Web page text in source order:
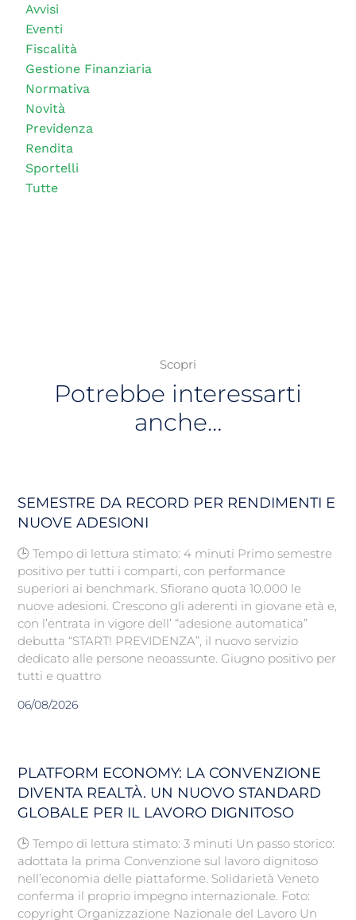
Avvisi
Eventi
Fiscalità
Gestione Finanziaria
Normativa
Novità
Previdenza
Rendita
Sportelli
Tutte
Scopri
Potrebbe interessarti
anche…
SEMESTRE DA RECORD PER RENDIMENTI E
NUOVE ADESIONI
🕒 Tempo di lettura stimato: 4 minuti Primo semestre
positivo per tutti i comparti, con performance
superiori ai benchmark. Sfiorano quota 10.000 le
nuove adesioni. Crescono gli aderenti in giovane età e,
con l’entrata in vigore dell’ “adesione automatica”
debutta “START! PREVIDENZA”, il nuovo servizio
dedicato alle persone neoassunte. Giugno positivo per
tutti e quattro
06/08/2026
PLATFORM ECONOMY: LA CONVENZIONE
DIVENTA REALTÀ. UN NUOVO STANDARD
GLOBALE PER IL LAVORO DIGNITOSO
🕒 Tempo di lettura stimato: 3 minuti Un passo storico:
adottata la prima Convenzione sul lavoro dignitoso
nell’economia delle piattaforme. Solidarietà Veneto
conferma il proprio impegno internazionale. Foto:
copyright Organizzazione Nazionale del Lavoro Un